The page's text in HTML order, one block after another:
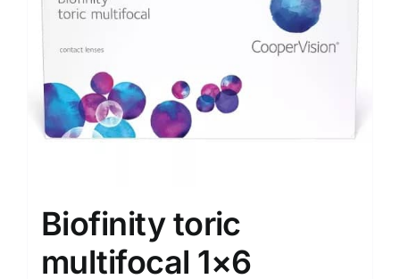
Biofinity toric
multifocal 1×6